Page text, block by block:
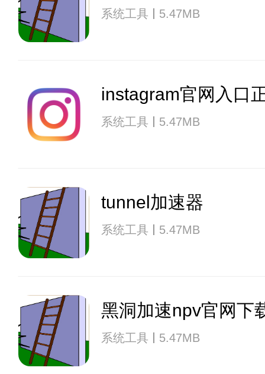
系统工具 5.47MB
instagram官网入口
系统工具 5.47MB
tunnel加速器
系统工具 5.47MB
黑洞加速npv官网下
系统工具 5.47MB